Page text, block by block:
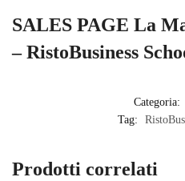
SALES PAGE La
– RistoBusiness
Categoria:
Tag:
Prodotti correlati